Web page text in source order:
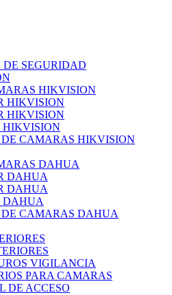
SEGURIDAD
HIKVISION
HIKVISION
HIKVISION
HIKVISION
CAMARAS HIKVISION
DAHUA
DAHUA
DAHUA
DAHUA
CAMARAS DAHUA
VIGILANCIA
PARA CAMARAS
DE ACCESO